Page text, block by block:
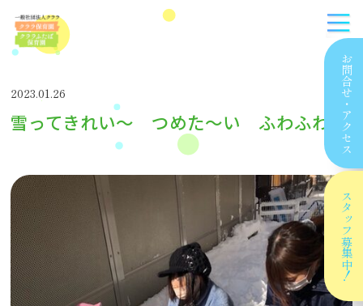
お問合せ
・
アクセス
スタッフ
募集中！
2023.01.26
雪ってきれい〜 つめた〜い ふわふわ〜